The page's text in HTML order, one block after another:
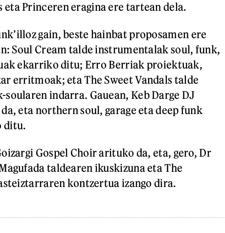
eta Princeren eragina ere tartean dela.
gain, beste hainbat proposamen ere
Soul Cream talde instrumentalak soul, funk,
ekarriko ditu; Erro Berriak proiektuak,
erritmoak; eta The Sweet Vandals talde
indarra. Gauean, Keb Darge DJ
eta northern soul, garage eta deep funk
ditu.
Gospel Choir arituko da, eta, gero, Dr
taldearen ikuskizuna eta The
kontzertua izango dira.